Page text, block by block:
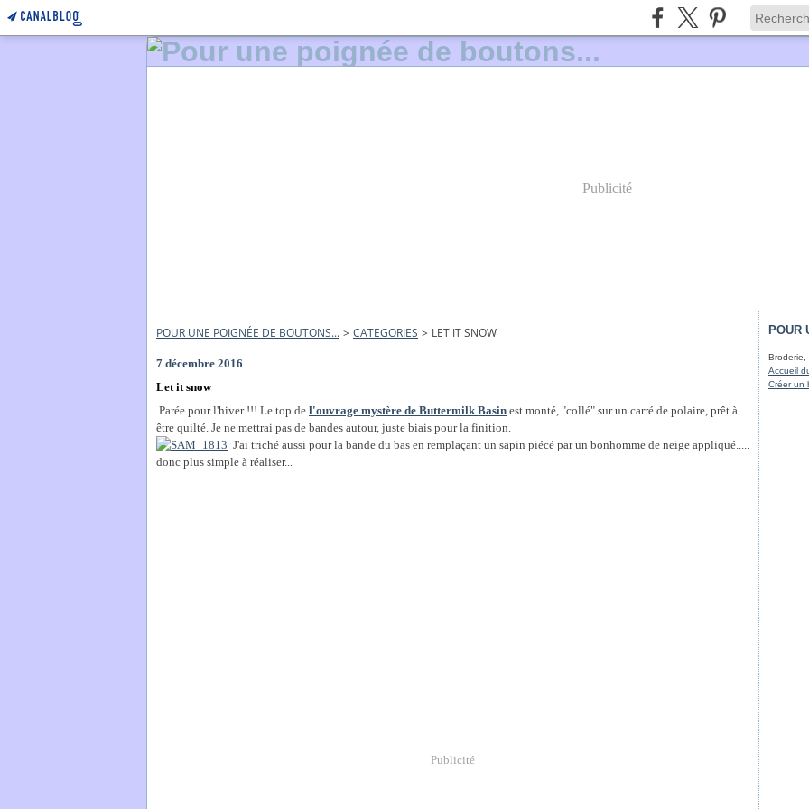
Publicité
POUR UNE POIGNÉE DE BOUTONS... > CATEGORIES > LET IT SNOW
7 décembre 2016
Let it snow
Parée pour l'hiver !!! Le top de l'ouvrage mystère de Buttermilk Basin est monté, "collé" sur un carré de polaire, prêt à
être quilté. Je ne mettrai pas de bandes autour, juste biais pour la finition.
J'ai triché aussi pour la bande du bas en remplaçant un sapin piécé par un bonhomme de neige appliqué.....
donc plus simple à réaliser...
Publicité
POUR
Broderie,
Accueil
Créer un